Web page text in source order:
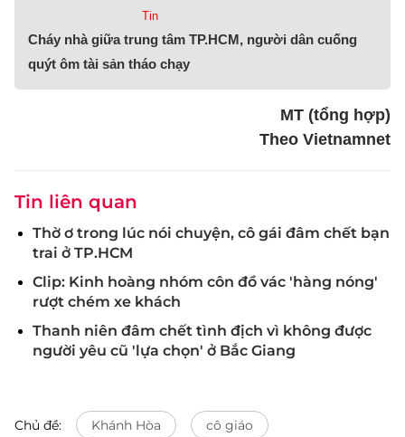
Tin
Cháy nhà giữa trung tâm TP.HCM, người dân cuống
quýt ôm tài sản tháo chạy
MT (tổng hợp)
Theo Vietnamnet
Tin liên quan
Thờ ơ trong lúc nói chuyện, cô gái đâm chết bạn
trai ở TP.HCM
Clip: Kinh hoàng nhóm côn đồ vác 'hàng nóng'
rượt chém xe khách
Thanh niên đâm chết tình địch vì không được
người yêu cũ 'lựa chọn' ở Bắc Giang
Chủ đề: Khánh Hòa cô giáo